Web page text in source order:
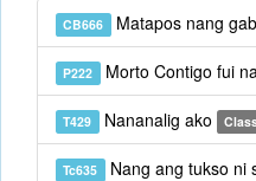
CB666 Matapos nang
P222 Morto Contigo fui
T429 Nananalig ako
Tc635 Nang ang tukso ni